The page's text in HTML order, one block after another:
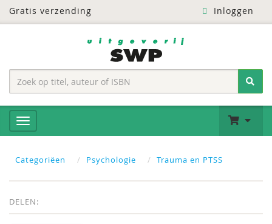
Gratis verzending Inloggen
Categoriëen Psychologie Trauma en PTSS
DELEN: